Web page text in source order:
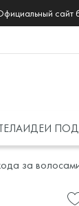
сайт
ИДЕИ
за